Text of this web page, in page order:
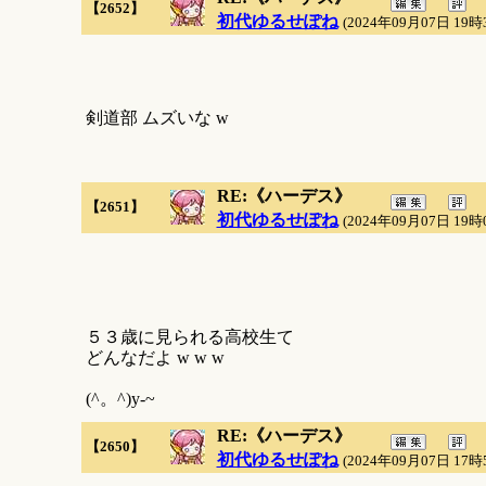
【2652】
初代ゆるせぽね (2024年09月07日 19時
剣道部 ムズいな w
【2651】
RE:《ハーデス》
初代ゆるせぽね (2024年09月07日 19時
５３歳に見られる高校生て
どんなだよ w w w
(^。^)y-~
【2650】
RE:《ハーデス》
初代ゆるせぽね (2024年09月07日 17時